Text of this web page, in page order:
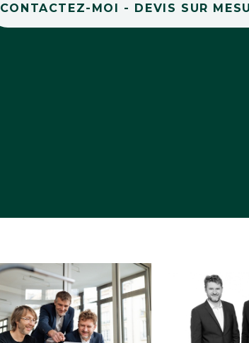
CONTACTEZ-MOI - DEVIS SUR